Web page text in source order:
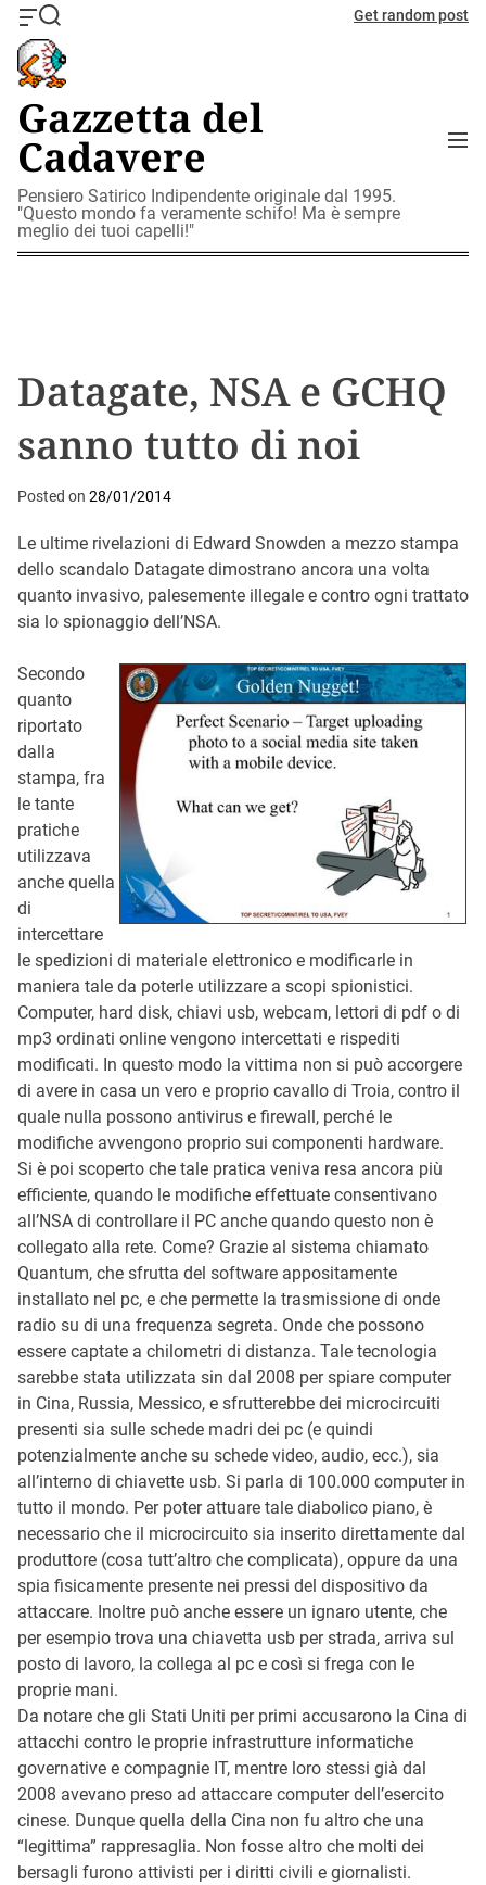
O
f
f
c
a
n
v
a
s
W
i
d
S
e
a
r
c
h
Get random post
Gazzetta del
Cadavere
Pensiero Satirico Indipendente originale dal 1995.
"Questo mondo fa veramente schifo! Ma è sempre
meglio dei tuoi capelli!"
M
Datagate, NSA e GCHQ
sanno tutto di noi
Posted on 28/01/2014
Le ultime rivelazioni di Edward Snowden a mezzo stampa
dello scandalo Datagate dimostrano ancora una volta
quanto invasivo, palesemente illegale e contro ogni trattato
sia lo spionaggio dell’NSA.
Secondo
quanto
riportato
dalla
stampa, fra
le tante
pratiche
utilizzava
anche quella
di
intercettare
le spedizioni di materiale elettronico e modificarle in
maniera tale da poterle utilizzare a scopi spionistici.
Computer, hard disk, chiavi usb, webcam, lettori di pdf o di
mp3 ordinati online vengono intercettati e rispediti
modificati. In questo modo la vittima non si può accorgere
di avere in casa un vero e proprio cavallo di Troia, contro il
quale nulla possono antivirus e firewall, perché le
modifiche avvengono proprio sui componenti hardware.
Si è poi scoperto che tale pratica veniva resa ancora più
efficiente, quando le modifiche effettuate consentivano
all’NSA di controllare il PC anche quando questo non è
collegato alla rete. Come? Grazie al sistema chiamato
Quantum, che sfrutta del software appositamente
installato nel pc, e che permette la trasmissione di onde
radio su di una frequenza segreta. Onde che possono
essere captate a chilometri di distanza. Tale tecnologia
sarebbe stata utilizzata sin dal 2008 per spiare computer
in Cina, Russia, Messico, e sfrutterebbe dei microcircuiti
presenti sia sulle schede madri dei pc (e quindi
potenzialmente anche su schede video, audio, ecc.), sia
all’interno di chiavette usb. Si parla di 100.000 computer in
tutto il mondo. Per poter attuare tale diabolico piano, è
necessario che il microcircuito sia inserito direttamente dal
produttore (cosa tutt’altro che complicata), oppure da una
spia fisicamente presente nei pressi del dispositivo da
attaccare. Inoltre può anche essere un ignaro utente, che
per esempio trova una chiavetta usb per strada, arriva sul
posto di lavoro, la collega al pc e così si frega con le
proprie mani.
Da notare che gli Stati Uniti per primi accusarono la Cina di
attacchi contro le proprie infrastrutture informatiche
governative e compagnie IT, mentre loro stessi già dal
2008 avevano preso ad attaccare computer dell’esercito
cinese. Dunque quella della Cina non fu altro che una
“legittima” rappresaglia. Non fosse altro che molti dei
bersagli furono attivisti per i diritti civili e giornalisti.